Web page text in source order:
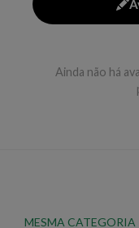
Redução do
porosidade
Ainda não há
MESMA CATEGORIA